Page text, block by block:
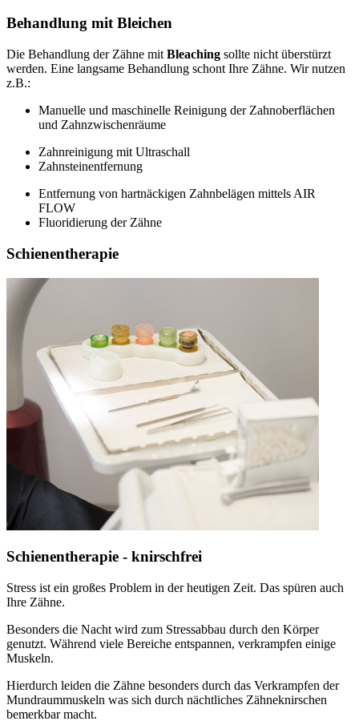
Behandlung mit Bleichen
Die Behandlung der Zähne mit Bleaching sollte nicht überstürzt
werden. Eine langsame Behandlung schont Ihre Zähne. Wir nutzen
z.B.:
Manuelle und maschinelle Reinigung der Zahnoberflächen
und Zahnzwischenräume
Zahnreinigung mit Ultraschall
Zahnsteinentfernung
Entfernung von hartnäckigen Zahnbelägen mittels AIR
FLOW
Fluoridierung der Zähne
Schienentherapie
Schienentherapie - knirschfrei
Stress ist ein großes Problem in der heutigen Zeit. Das spüren auch
Ihre Zähne.
Besonders die Nacht wird zum Stressabbau durch den Körper
genutzt. Während viele Bereiche entspannen, verkrampfen einige
Muskeln.
Hierdurch leiden die Zähne besonders durch das Verkrampfen der
Mundraummuskeln was sich durch nächtliches Zähneknirschen
bemerkbar macht.